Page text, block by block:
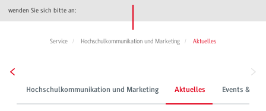
wenden Sie sich bitte an:
Service Hochschulkommunikation und Marketing Aktuelles
Hochschulkommunikation und Marketing Aktuelles Events &